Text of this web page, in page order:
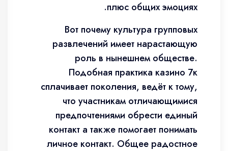
плюс общих эмоциях.
Вот почему культура групповых
развлечений имеет нарастающую
роль в нынешнем обществе.
Подобная практика казино 7к
сплачивает поколения, ведёт к тому,
что участникам отличающимися
предпочтениями обрести единый
контакт а также помогает понимать
личное контакт. Общее радостное